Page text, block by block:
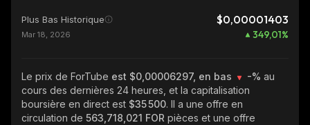
Plus Bas Historique $0,00001403
Mar 18, 2026 349,01%
Le prix de ForTube est $0,00006297, en bas -% au
cours des dernières 24 heures, et la capitalisation
boursière en direct est $35 500. Il a une offre en
circulation de 563,718,021 FOR pièces et une offre